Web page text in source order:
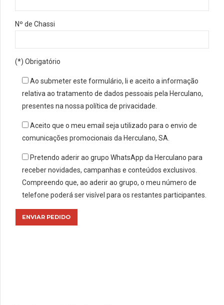
Nº de Chassi
(*) Obrigatório
Ao submeter este formulário, li e aceito a informação
relativa ao tratamento de dados pessoais pela Herculano,
presentes na nossa política de privacidade.
Aceito que o meu email seja utilizado para o envio de
comunicações promocionais da Herculano, SA.
Pretendo aderir ao grupo WhatsApp da Herculano para
receber novidades, campanhas e conteúdos exclusivos.
Compreendo que, ao aderir ao grupo, o meu número de
telefone poderá ser visível para os restantes participantes.